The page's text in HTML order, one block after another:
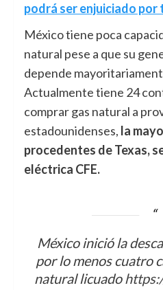
podrá ser enjuiciado por
México tiene poca
natural pese a que su
depende
Actualmente tiene 24
comprar gas natural a
estadounidenses, la
procedentes de Texas,
eléctrica CFE.
México inició la
por lo menos cuatro
natural licuado